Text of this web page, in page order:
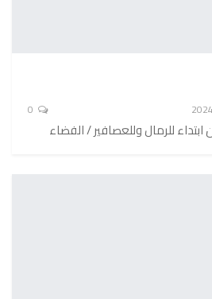
للرمال وللعصافير / الفضاء